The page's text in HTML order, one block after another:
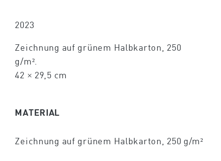
2023
Zeichnung auf grünem Halbkarton, 250
g/m².
42 × 29,5 cm
MATERIAL
Zeichnung auf grünem Halbkarton, 250 g/m²